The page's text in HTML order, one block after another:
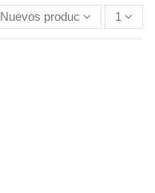
Nuevos productos primero
1